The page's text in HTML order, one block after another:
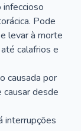
infeccioso
Pode
levar à morte
calafrios e
causada por
desde
interrupções